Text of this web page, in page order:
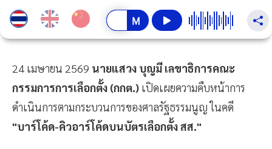
24 เมษายน 2569 นายแสวง บุญมี เลขาธิการคณะ
กรรมการการเลือกตั้ง (กกต.) เปิดเผยความคืบหน้าการ
ดำเนินการตามกระบวนการของศาลรัฐธรรมนูญ ในคดี
"บาร์โค้ด-คิวอาร์โค้ดบนบัตรเลือกตั้ง สส."